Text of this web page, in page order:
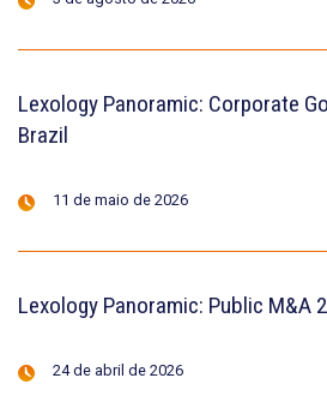
Lexology Panoramic: Corporate
Brazil
11 de maio de 2026
Lexology Panoramic: Public M&A
24 de abril de 2026